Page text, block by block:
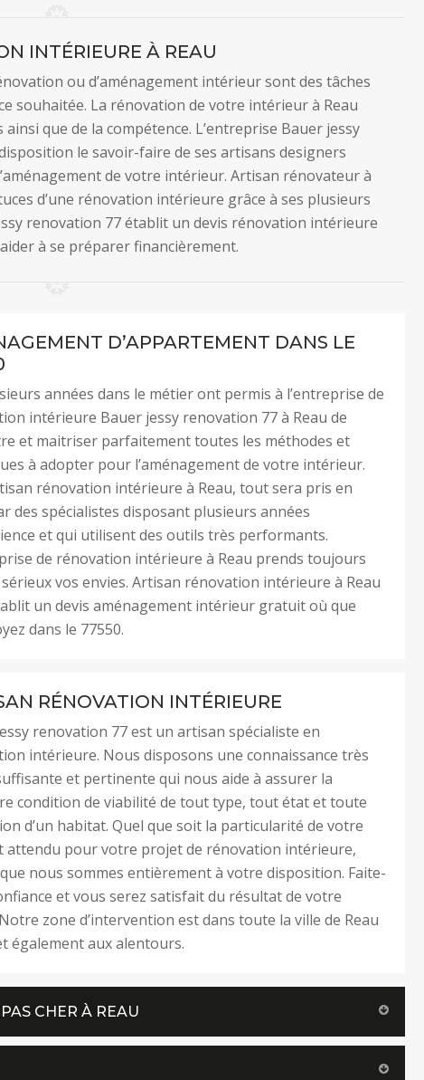
INTÉRIEURE À REAU
ou d’aménagement intérieur sont des tâches
souhaitée. La rénovation de votre intérieur à Reau
que de la compétence. L’entreprise Bauer jessy
le savoir-faire de ses artisans designers
de votre intérieur. Artisan rénovateur à
d’une rénovation intérieure grâce à ses plusieurs
renovation 77 établit un devis rénovation intérieure
à se préparer financièrement.
D’APPARTEMENT DANS LE
années dans le métier ont permis à l’entreprise de
intérieure Bauer jessy renovation 77 à Reau de
et maitriser parfaitement toutes les méthodes et
à adopter pour l’aménagement de votre intérieur.
rénovation intérieure à Reau, tout sera pris en
des spécialistes disposant plusieurs années
et qui utilisent des outils très performants.
de rénovation intérieure à Reau prends toujours
vos envies. Artisan rénovation intérieure à Reau
un devis aménagement intérieur gratuit où que
dans le 77550.
RÉNOVATION INTÉRIEURE
renovation 77 est un artisan spécialiste en
intérieure. Nous disposons une connaissance très
et pertinente qui nous aide à assurer la
condition de viabilité de tout type, tout état et toute
d’un habitat. Quel que soit la particularité de votre
attendu pour votre projet de rénovation intérieure,
nous sommes entièrement à votre disposition. Faite-
et vous serez satisfait du résultat de votre
zone d’intervention est dans toute la ville de Reau
également aux alentours.
CHER À REAU